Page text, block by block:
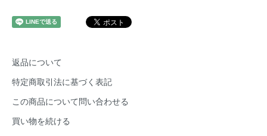
返品について
特定商取引法に基づく表記
この商品について問い合わせる
買い物を続ける